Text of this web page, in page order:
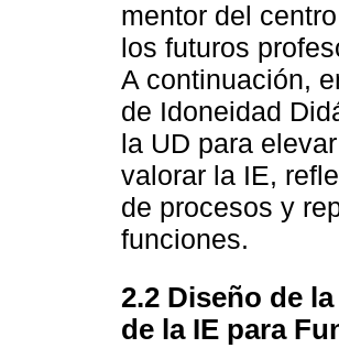
mentor del
los futuros
A continuación,
de Idoneidad
la UD para
valorar la IE,
de procesos y
funciones.
2.2 Diseño de
de la IE para